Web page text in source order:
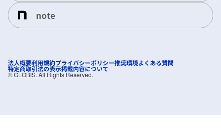
note
法人概要利用規約プライバシーポリシー推奨環境よくある質問
特定商取引法の表示掲載内容について
©︎ GLOBIS. All Rights Reserved.